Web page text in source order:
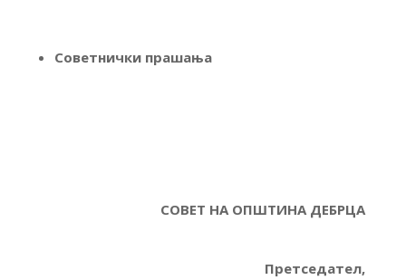
Советнички прашања
СОВЕТ НА ОПШТИНА ДЕБРЦА
Претседател,